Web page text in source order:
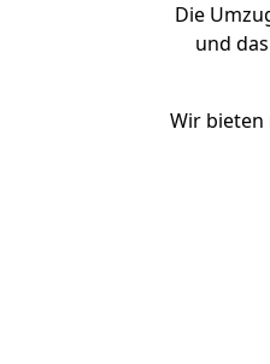
Die
und
Wir bieten